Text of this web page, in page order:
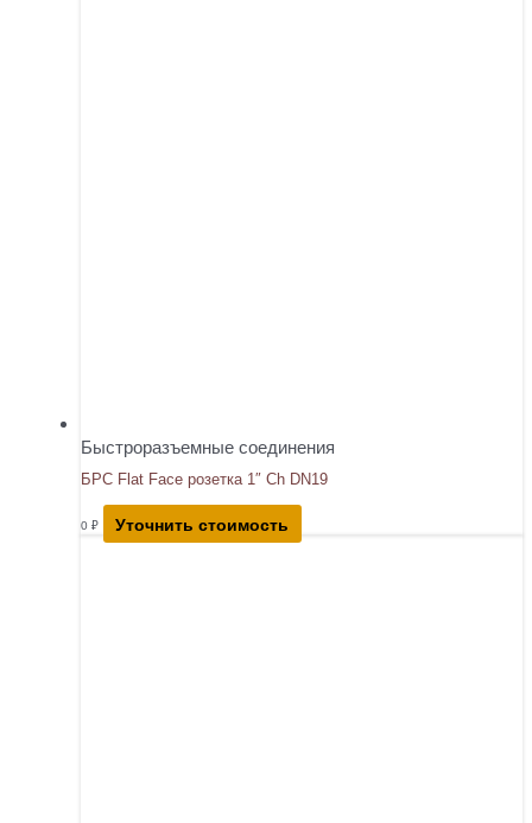
Быстроразъемные соединения
БРС Flat Face розетка 1″ Ch DN19
0 ₽ Уточнить стоимость